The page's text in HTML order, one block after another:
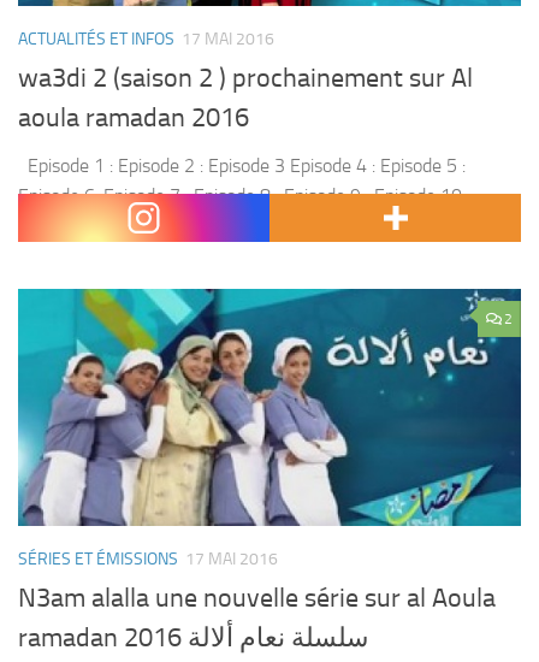
ACTUALITÉS ET INFOS 17 MAI 2016
wa3di 2 (saison 2 ) prochainement sur Al
aoula ramadan 2016
Episode 1 : Episode 2 : Episode 3 Episode 4 : Episode 5 :
Episode 6: Episode 7 : Episode 8 : Episode 9 : Episode 10 :
Episode 11 : Episode 12...
2
SÉRIES ET ÉMISSIONS 17 MAI 2016
N3am alalla une nouvelle série sur al Aoula
ramadan 2016 سلسلة نعام ألالة